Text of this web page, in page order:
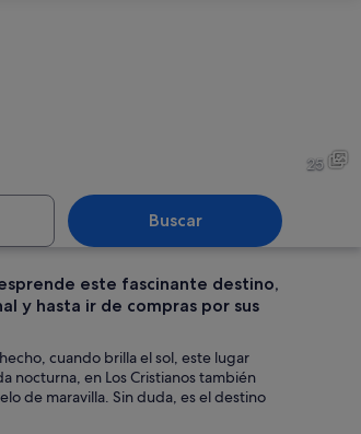
de palmeras y diferentes tiendas.
Un barco de gran altura
25
Buscar
este fascinante destino,
y hasta ir de compras por sus
cuando brilla el sol, este lugar
nocturna, en Los Cristianos también
de maravilla. Sin duda, es el destino